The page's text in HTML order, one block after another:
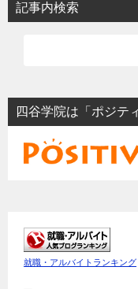
記事内検索
四谷学院は「ポジテ
就職・アルバイトランキング